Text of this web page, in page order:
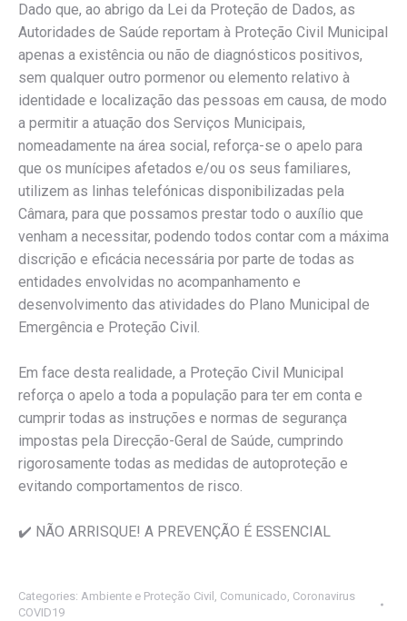
Dado que, ao abrigo da Lei da Proteção de Dados, as
Autoridades de Saúde reportam à Proteção Civil Municipal
apenas a existência ou não de diagnósticos positivos,
sem qualquer outro pormenor ou elemento relativo à
identidade e localização das pessoas em causa, de modo
a permitir a atuação dos Serviços Municipais,
nomeadamente na área social, reforça-se o apelo para
que os munícipes afetados e/ou os seus familiares,
utilizem as linhas telefónicas disponibilizadas pela
Câmara, para que possamos prestar todo o auxílio que
venham a necessitar, podendo todos contar com a máxima
discrição e eficácia necessária por parte de todas as
entidades envolvidas no acompanhamento e
desenvolvimento das atividades do Plano Municipal de
Emergência e Proteção Civil.
Em face desta realidade, a Proteção Civil Municipal
reforça o apelo a toda a população para ter em conta e
cumprir todas as instruções e normas de segurança
impostas pela Direcção-Geral de Saúde, cumprindo
rigorosamente todas as medidas de autoproteção e
evitando comportamentos de risco.
✔️ NÃO ARRISQUE! A PREVENÇÃO É ESSENCIAL
Categories: Ambiente e Proteção Civil , Comunicado, Coronavirus
COVID19